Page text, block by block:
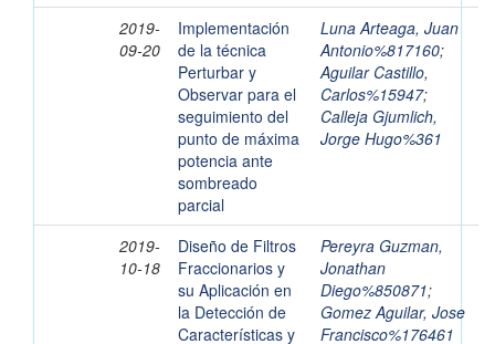
2019-
09-20
Implementación
de la técnica
Perturbar y
Observar para el
seguimiento del
punto de máxima
potencia ante
sombreado
parcial
Luna Arteaga, Juan
Antonio%817160;
Aguilar Castillo,
Carlos%15947;
Calleja Gjumlich,
Jorge Hugo%361
2019-
10-18
Diseño de Filtros
Fraccionarios y
su Aplicación en
la Detección de
Características y
Pereyra Guzman,
Jonathan
Diego%850871;
Gomez Aguilar, Jose
Francisco%176461